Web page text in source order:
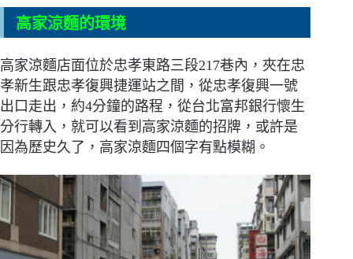
高家涼麵的環境
高家涼麵店面位於忠孝東路三段217巷內，夾在忠
孝新生跟忠孝復興捷運站之間，從忠孝復興一號
出口走出，約4分鐘的路程，從台北富邦銀行懷生
分行轉入，就可以看到高家涼麵的招牌，或許是
因為歷史久了，高家涼麵四個字有點模糊。